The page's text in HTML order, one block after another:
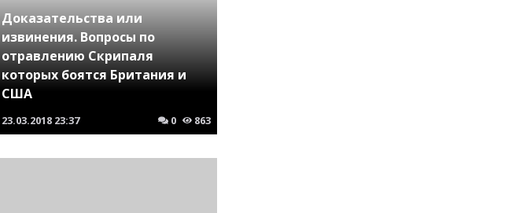
Доказательства или
извинения. Вопросы по
отравлению Скрипаля
которых боятся Британия и
США
23.03.2018 23:37 0 863